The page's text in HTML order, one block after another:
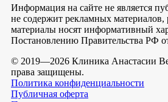
Информация на сайте не является
не содержит рекламных
материалы носят информативный
Постановлению Правительства РФ
© 2019—2026 Клиника Анастасии
права защищены.
Политика конфиденциальности
Публичная оферта